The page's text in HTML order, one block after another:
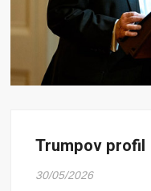
Trumpov profil
30/05/2026